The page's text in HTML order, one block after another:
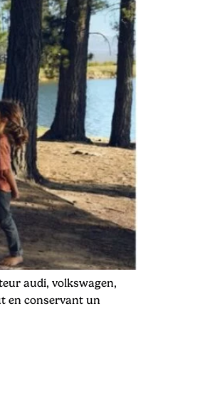
audi, volkswagen,
en conservant un